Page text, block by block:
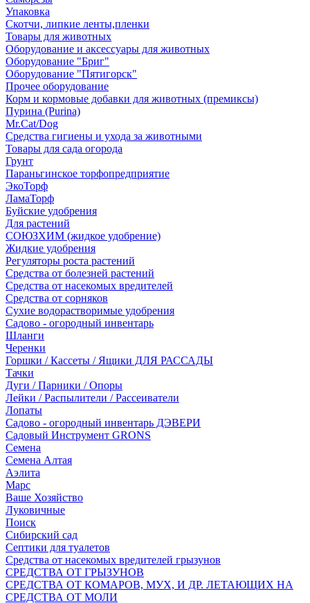
Упаковка
Скотчи, липкие ленты,пленки
Товары для животных
Оборудование и аксессуары для животных
Оборудование "Бриг"
Оборудование "Пятигорск"
Прочее оборудование
Корм и кормовые добавки для животных (премиксы)
Пурина (Purina)
Mr.Cat/Dog
Средства гигиены и ухода за животными
Товары для сада огорода
Грунт
Параньгинское торфопредприятие
ЭкоТорф
ЛамаТорф
Буйские удобрения
Для растений
СОЮЗХИМ (жидкое удобрение)
Жидкие удобрения
Регуляторы роста растений
Средства от болезней растений
Средства от насекомых вредителей
Средства от сорняков
Сухие водорастворимые удобрения
Садово - огородный инвентарь
Шланги
Черенки
Горшки / Кассеты / Ящики ДЛЯ РАССАДЫ
Тачки
Дуги / Парники / Опоры
Лейки / Распылители / Рассеиватели
Лопаты
Садово - огородный инвентарь ДЭВЕРИ
Садовый Инструмент GRONS
Семена
Семена Алтая
Аэлита
Марс
Ваше Хозяйство
Луковичные
Поиск
Сибирский сад
Септики для туалетов
Средства от насекомых вредителей грызунов
СPEДСТВА ОТ ГРЫЗУНОВ
СРЕДСТВА ОТ КОМАРОВ, МУХ, И ДР. ЛЕТАЮЩИХ НА
СРЕДСТВА ОТ МОЛИ